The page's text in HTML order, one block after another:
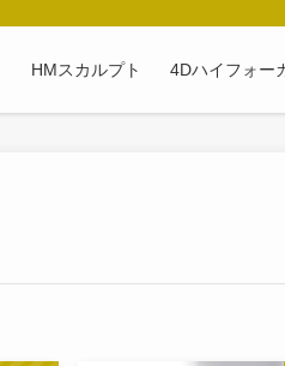
HMスカルプト 4Dハイフォー